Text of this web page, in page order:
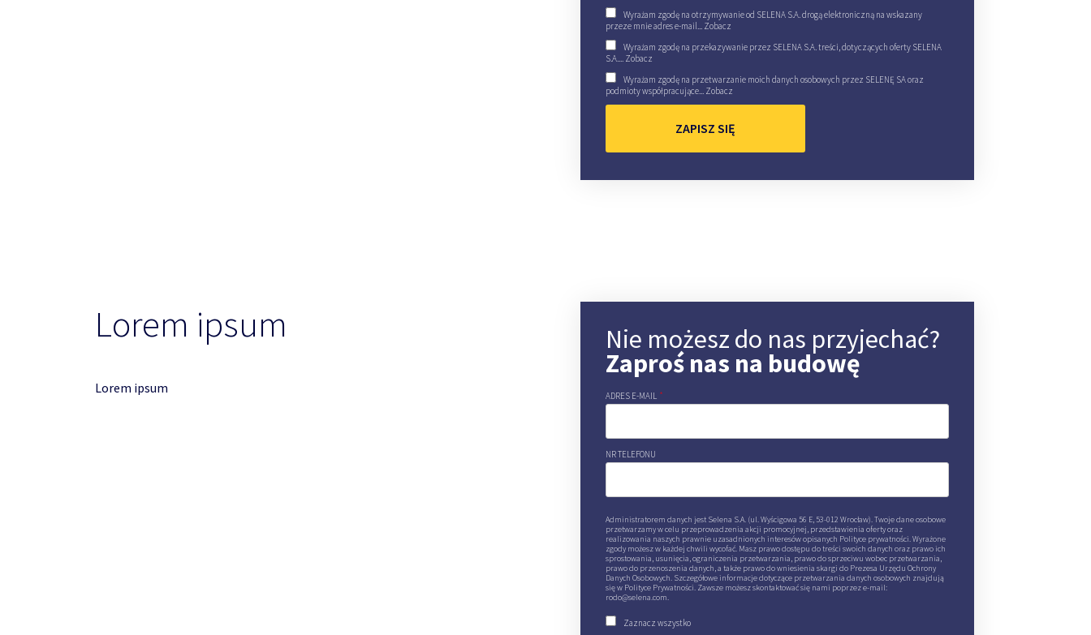
Wyrażam zgodę na otrzymywanie od SELENA S.A. drogą elektroniczną na wskazany
przeze mnie adres e-mail...
Zobacz
Wyrażam zgodę na przekazywanie przez SELENA S.A. treści, dotyczących oferty SELENA
S.A....
Zobacz
Wyrażam zgodę na przetwarzanie moich danych osobowych przez SELENĘ SA oraz
podmioty współpracujące...
Zobacz
ZAPISZ SIĘ
Lorem ipsum
Lorem ipsum
Nie możesz do nas przyjechać?
Zaproś nas na budowę
ADRES E-MAIL *
NR TELEFONU
Administratorem danych jest Selena S.A. (ul. Wyścigowa 56 E, 53-012 Wrocław). Twoje dane osobowe
przetwarzamy w celu przeprowadzenia akcji promocyjnej, przedstawienia oferty oraz
realizowania naszych prawnie uzasadnionych interesów opisanych Polityce prywatności. Wyrażone
zgody możesz w każdej chwili wycofać. Masz prawo dostępu do treści swoich danych oraz prawo ich
sprostowania, usunięcia, ograniczenia przetwarzania, prawo do sprzeciwu wobec przetwarzania,
prawo do przenoszenia danych, a także prawo do wniesienia skargi do Prezesa Urzędu Ochrony
Danych Osobowych. Szczegółowe informacje dotyczące przetwarzania danych osobowych znajdują
się w Polityce Prywatności. Zawsze możesz skontaktować się nami poprzez e-mail:
rodo@selena.com.
Zaznacz wszystko